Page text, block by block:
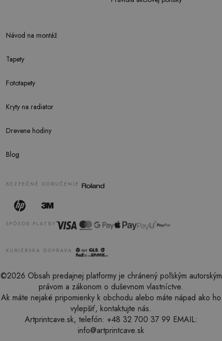
Návod na montáž
Tapety
Fototapety
Kryty na radiator
Drevene hodiny
Blog
BEZPEČNÉ DORUČENIE
KURIÉRSKA DOPRAVA
SPÔSOB PLATBY
©2026 Obsah predajnej platformy je chránený poľským autorským
právom a zákonom o duševnom vlastníctve.
Ak máte nejaké pripomienky k obchodu alebo máte nápad ako ho
vylepšiť, kontaktujte nás.
Artprintcave.sk, telefón: +48 32 700 37 99 EMAIL:
info@artprintcave.sk